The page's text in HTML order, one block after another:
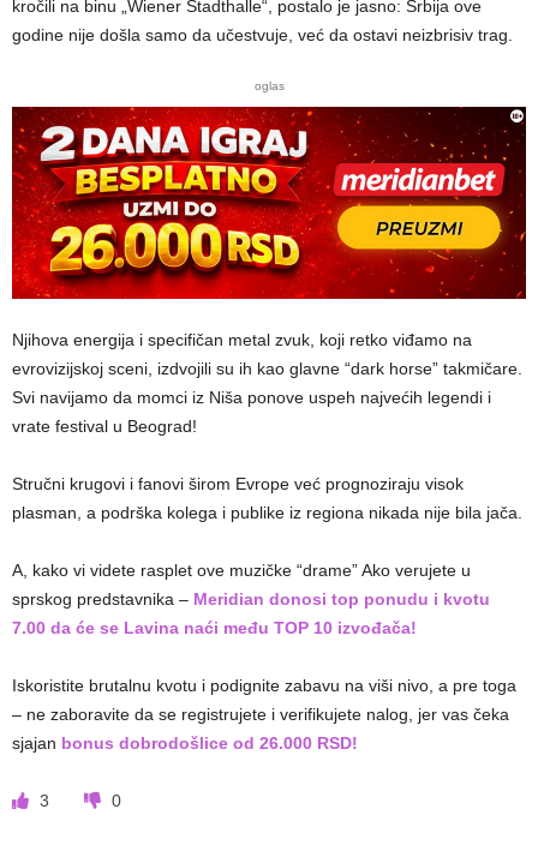
kročili na binu „Wiener Stadthalle“, postalo je jasno: Srbija ove
godine nije došla samo da učestvuje, već da ostavi neizbrisiv trag.
oglas
Njihova energija i specifičan metal zvuk, koji retko viđamo na
evrovizijskoj sceni, izdvojili su ih kao glavne “dark horse” takmičare.
Svi navijamo da momci iz Niša ponove uspeh najvećih legendi i
vrate festival u Beograd!
Stručni krugovi i fanovi širom Evrope već prognoziraju visok
plasman, a podrška kolega i publike iz regiona nikada nije bila jača.
A, kako vi videte rasplet ove muzičke “drame” Ako verujete u
sprskog predstavnika – Meridian donosi top ponudu i kvotu
7.00 da će se Lavina naći među TOP 10 izvođača!
Iskoristite brutalnu kvotu i podignite zabavu na viši nivo, a pre toga
– ne zaboravite da se registrujete i verifikujete nalog, jer vas čeka
sjajan bonus dobrodošlice od 26.000 RSD!
3 0